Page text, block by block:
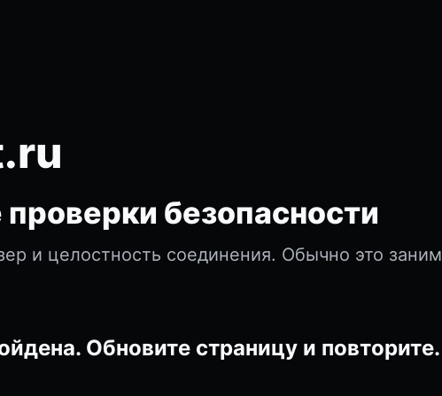
безопасности
и целостность соединения. Обычно это
Обновите страницу и повторите.